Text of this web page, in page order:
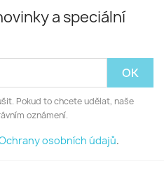
a speciální
Pokud to chcete udělat, naše
oznámení.
osobních údajů.